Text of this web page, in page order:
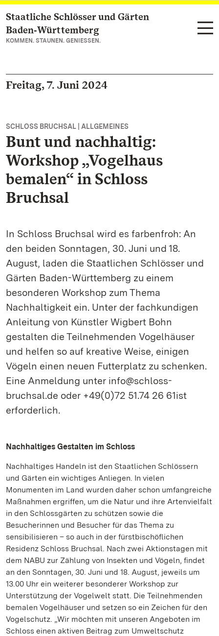
Zum Hauptinhalt springen
Staatliche Schlösser und Gärten
Baden‑Württemberg
KOMMEN. STAUNEN. GENIESSEN.
Freitag, 7. Juni 2024
SCHLOSS BRUCHSAL | ALLGEMEINES
Bunt und nachhaltig:
Workshop „Vogelhaus
bemalen“ in Schloss
Bruchsal
In Schloss Bruchsal wird es farbenfroh: An
den beiden Sonntagen, 30. Juni und 18.
August, laden die Staatlichen Schlösser und
Gärten Baden-Württemberg zu einem
besonderen Workshop zum Thema
Nachhaltigkeit ein. Unter der fachkundigen
Anleitung von Künstler Wigbert Bohn
gestalten die Teilnehmenden Vogelhäuser
und helfen so auf kreative Weise, einigen
Vögeln einen neuen Futterplatz zu schenken.
Eine Anmeldung unter info@schloss-
bruchsal.de oder +49(0)72 51.74 26 61ist
erforderlich.
Nachhaltiges Gestalten im Schloss
Nachhaltiges Handeln ist den Staatlichen Schlössern
und Gärten ein wichtiges Anliegen. In vielen
Monumenten im Land wurden daher schon umfangreiche
Maßnahmen ergriffen, um die Natur und ihre Artenvielfalt
in den Schlossgärten zu schützen sowie die
Besucherinnen und Besucher für das Thema zu
sensibilisieren – so auch in der fürstbischöflichen
Residenz Schloss Bruchsal. Nach zwei Aktionstagen mit
dem NABU zur Zählung von Insekten und Vögeln, findet
an den Sonntagen, 30. Juni und 18. August, jeweils um
13.00 Uhr ein weiterer besonderer Workshop zur
Unterstützung der Vogelwelt statt. Die Teilnehmenden
bemalen Vogelhäuser und setzen so ein Zeichen für den
Vogelschutz. „Wir möchten mit unseren Angeboten im
Schloss einen aktiven Beitrag zum Umweltschutz